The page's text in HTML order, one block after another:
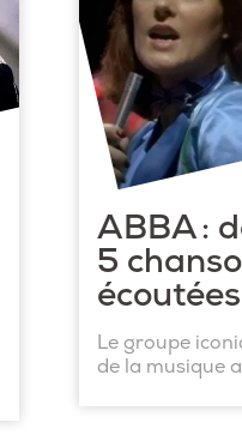
ABBA :
5
écoutées
Le groupe
de la musique